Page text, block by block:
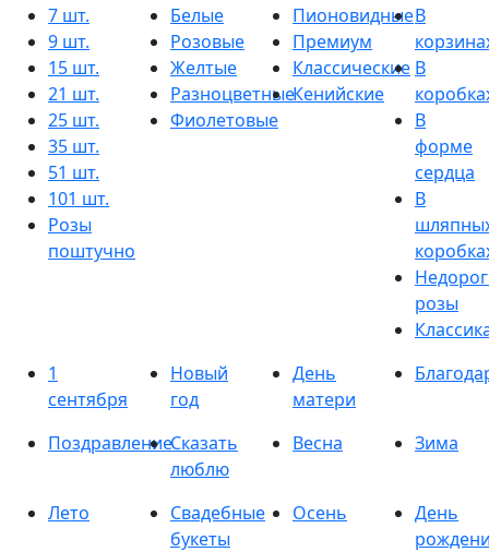
7 шт.
9 шт.
15 шт.
21 шт.
25 шт.
35 шт.
51 шт.
101 шт.
Розы
поштучно
Белые
Розовые
Желтые
Разноцветные
Фиолетовые
Пионовидные
Премиум
Классические
Кенийские
В
В
В
форме
сердца
В
розы
1
сентября
Новый
год
День
матери
ПоздравлениеСказать
люблю
Весна Зима
Лето
Свадебные
букеты
Осень
День